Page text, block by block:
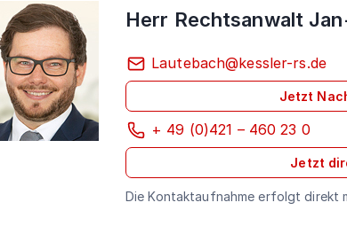
Herr Rechtsanwalt
Lautebach@kessler-rs.de
Jetzt
+ 49 (0)421 – 460 23 0
Jetzt
Die Kontaktaufnahme erfolgt direkt